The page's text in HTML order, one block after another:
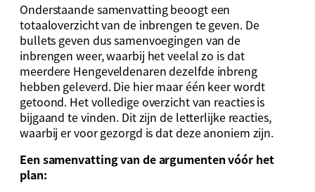
Onderstaande samenvatting beoogt een
totaaloverzicht van de inbrengen te geven. De
bullets geven dus samenvoegingen van de
inbrengen weer, waarbij het veelal zo is dat
meerdere Hengeveldenaren dezelfde inbreng
hebben geleverd. Die hier maar één keer wordt
getoond. Het volledige overzicht van reacties is
bijgaand te vinden. Dit zijn de letterlijke reacties,
waarbij er voor gezorgd is dat deze anoniem zijn.
Een samenvatting van de argumenten vóór het
plan: